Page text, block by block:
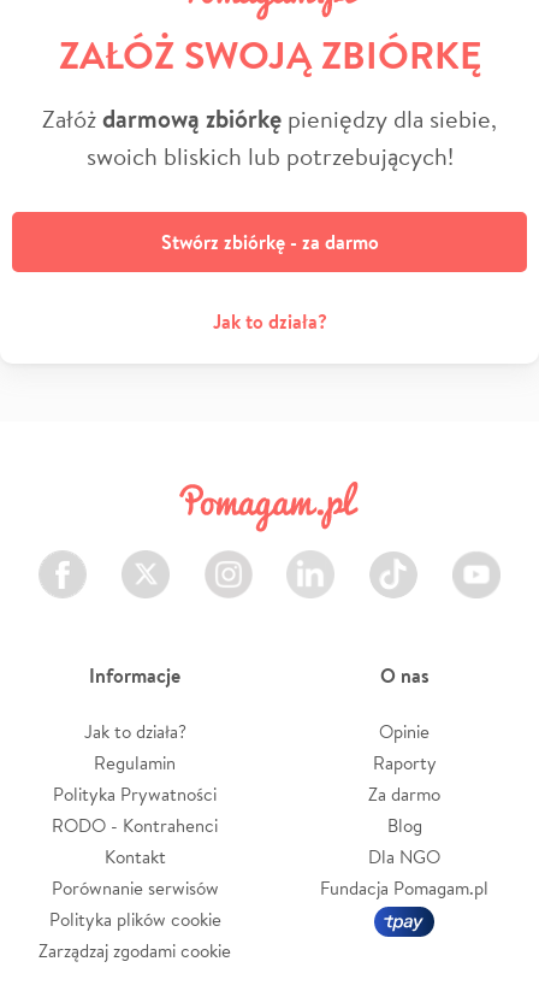
ZAŁÓŻ SWOJĄ ZBIÓRKĘ
Załóżdarmową zbiórkę pieniędzy dla siebie,
swoich bliskich lub potrzebujących!
Stwórz zbiórkę - za darmo
Jak to działa?
Facebook Twitter Instagram LinkedIn TikTok Youtube
Informacje
Jak to działa?
Regulamin
Polityka Prywatności
RODO - Kontrahenci
Kontakt
Porównanie serwisów
Polityka plików cookie
Zarządzaj zgodami cookie
O nas
Opinie
Raporty
Za darmo
Blog
Dla NGO
Fundacja Pomagam.pl